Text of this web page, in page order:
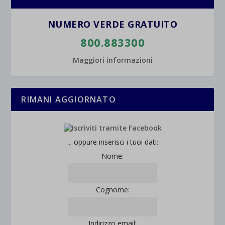
NUMERO VERDE GRATUITO
800.883300
Maggiori informazioni
RIMANI AGGIORNATO
... oppure inserisci i tuoi dati:
Nome:
Cognome: